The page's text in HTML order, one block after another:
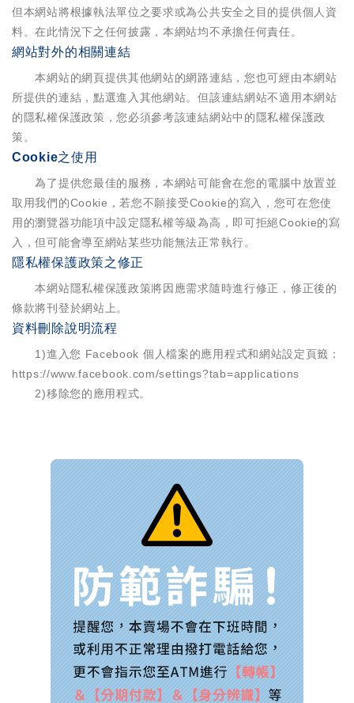
但本網站將根據執法單位之要求或為公共安全之目的提供個人資
料。在此情況下之任何披露，本網站均不承擔任何責任。​
網站對外的相關連結
本網站的網頁提供其他網站的網路連結，您也可經由本網站
所提供的連結，點選進入其他網站。但該連結網站不適用本網站
的隱私權保護政策，您必須參考該連結網站中的隱私權保護政
策。
Cookie之使用
為了提供您最佳的服務，本網站可能會在您的電腦中放置並
取用我們的Cookie，若您不願接受Cookie的寫入，您可在您使
用的瀏覽器功能項中設定隱私權等級為高，即可拒絕Cookie的寫
入，但可能會導至網站某些功能無法正常執行。
隱私權保護政策之修正
本網站隱私權保護政策將因應需求隨時進行修正，修正後的
條款將刊登於網站上。
資料刪除說明流程
1)進入您 Facebook 個人檔案的應用程式和網站設定頁籤：
https://www.facebook.com/settings?tab=applications
2)移除您的應用程式。